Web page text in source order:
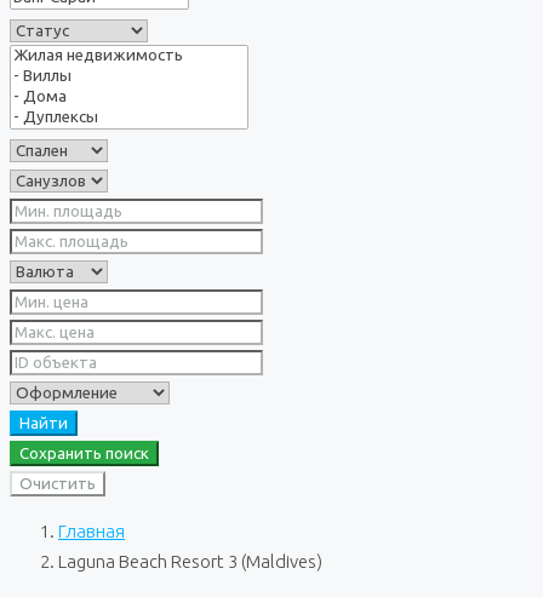
Найти
Сохранить поиск
Очистить
Главная
Laguna Beach Resort 3 (Maldives)